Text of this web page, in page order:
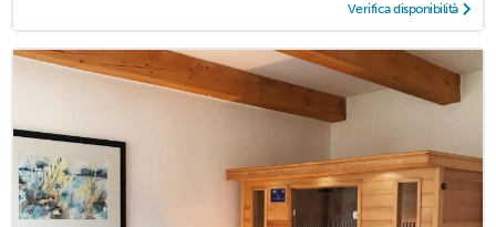
Verifica disponibilità